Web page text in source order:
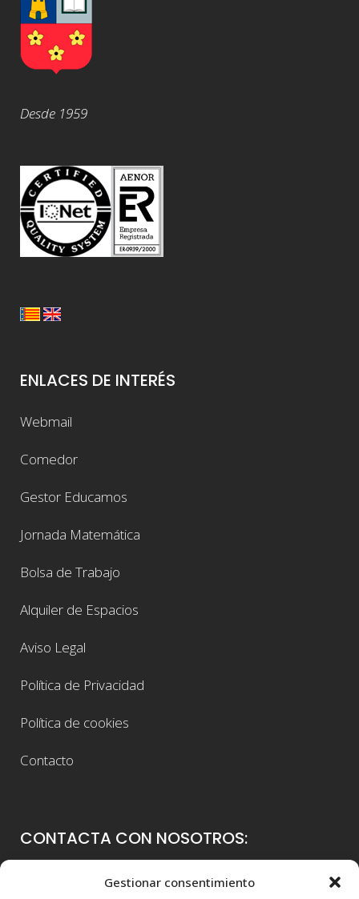
Gestionar consentimiento
Desde 1959
ENLACES DE INTERÉS
Webmail
Comedor
Gestor Educamos
Jornada Matemática
Bolsa de Trabajo
Alquiler de Espacios
Aviso Legal
Política de Privacidad
Política de cookies
Contacto
CONTACTA CON NOSOTROS:
Colegio Guadalaviar